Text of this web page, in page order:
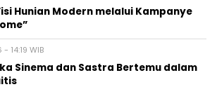
Hunian Modern melalui Kampanye
14:19 WIB
Sinema dan Sastra Bertemu dalam